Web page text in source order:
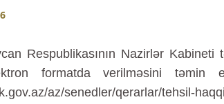
Respublikasının Nazirlər
formatda verilməsini təmin
az/senedler/qerarlar/tehsil-